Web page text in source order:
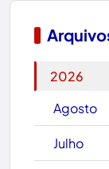
Boquira
2026
Agosto
Julho